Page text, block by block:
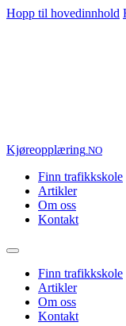
Hopp til hovedinnhold
Kjøreopplæring.NO
Finn trafikkskole
Artikler
Om oss
Kontakt
Finn trafikkskole
Artikler
Om oss
Kontakt